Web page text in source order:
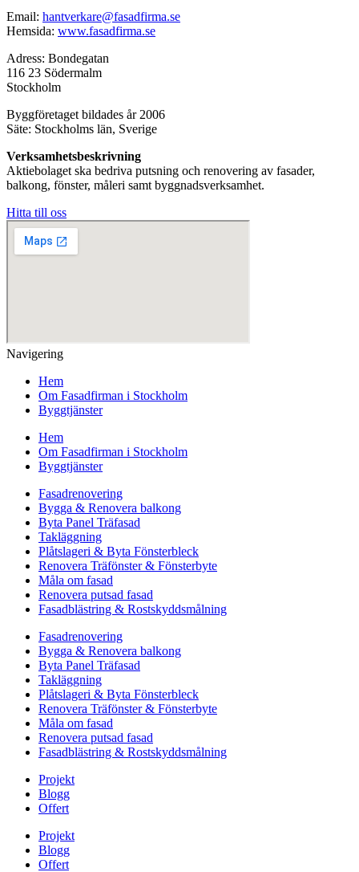
Email: hantverkare@fasadfirma.se
Hemsida: www.fasadfirma.se
Adress: Bondegatan
116 23 Södermalm
Stockholm
Byggföretaget bildades år 2006
Säte: Stockholms län, Sverige
Verksamhetsbeskrivning
Aktiebolaget ska bedriva putsning och renovering av fasader,
balkong, fönster, måleri samt byggnadsverksamhet.
Hitta till oss
Navigering
Hem
Om Fasadfirman i Stockholm
Byggtjänster
Hem
Om Fasadfirman i Stockholm
Byggtjänster
Fasadrenovering
Bygga & Renovera balkong
Byta Panel Träfasad
Takläggning
Plåtslageri & Byta Fönsterbleck
Renovera Träfönster & Fönsterbyte
Måla om fasad
Renovera putsad fasad
Fasadblästring & Rostskyddsmålning
Fasadrenovering
Bygga & Renovera balkong
Byta Panel Träfasad
Takläggning
Plåtslageri & Byta Fönsterbleck
Renovera Träfönster & Fönsterbyte
Måla om fasad
Renovera putsad fasad
Fasadblästring & Rostskyddsmålning
Projekt
Blogg
Offert
Projekt
Blogg
Offert